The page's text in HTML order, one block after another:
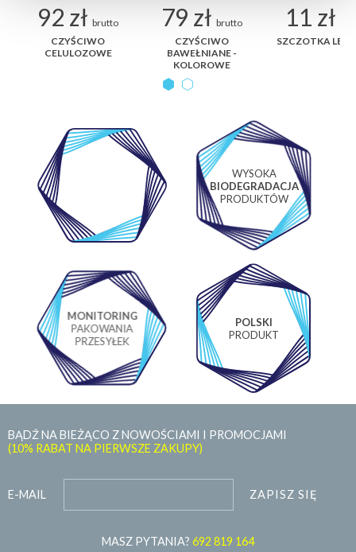
92 zł brutto
CZYŚCIWO
CELULOZOWE
79 zł brutto
CZYŚCIWO
BAWEŁNIANE -
KOLOROWE
11 zł
SZCZOTKA
WYSOKA
BIODEGRADACJA
PRODUKTÓW
MONITORING
PAKOWANIA
PRZESYŁEK
POLSKI
PRODUKT
BĄDŹ NA BIEŻĄCO Z NOWOŚCIAMI I PROMOCJAMI
(10% RABAT NA PIERWSZE ZAKUPY)
E-MAIL ZAPISZ SIĘ
MASZ PYTANIA? 692 819 164